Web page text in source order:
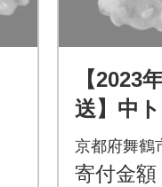
【2023
送】中
西京味
京都府舞鶴
寄付金額